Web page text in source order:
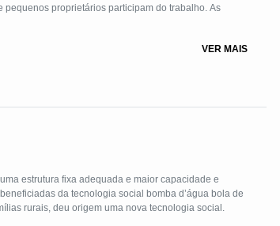
pequenos proprietários participam do trabalho. As
VER MAIS
social bomba d’água bola de
gude, cujo custo era alto, portanto, de difícil acesso por parte das famílias rurais, deu origem uma nova tecnologia social.